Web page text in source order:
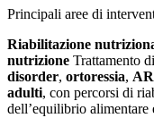
Principali aree di
Riabilitazione
nutrizione Trattamento di
disorder, ortoressia,
adulti, con percorsi di
dell’equilibrio alimentare